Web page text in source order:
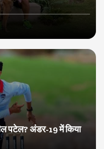
पटेल? अंडर-19 में किया